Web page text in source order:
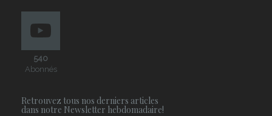
540
Abonnés
Retrouvez tous nos derniers articles
dans notre Newsletter hebdomadaire!